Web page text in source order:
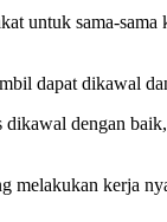
untuk sama-sama
dapat dikawal
dengan
melakukan kerja